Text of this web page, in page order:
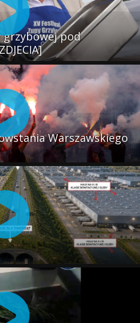
grzybowej pod
Warszawskiego